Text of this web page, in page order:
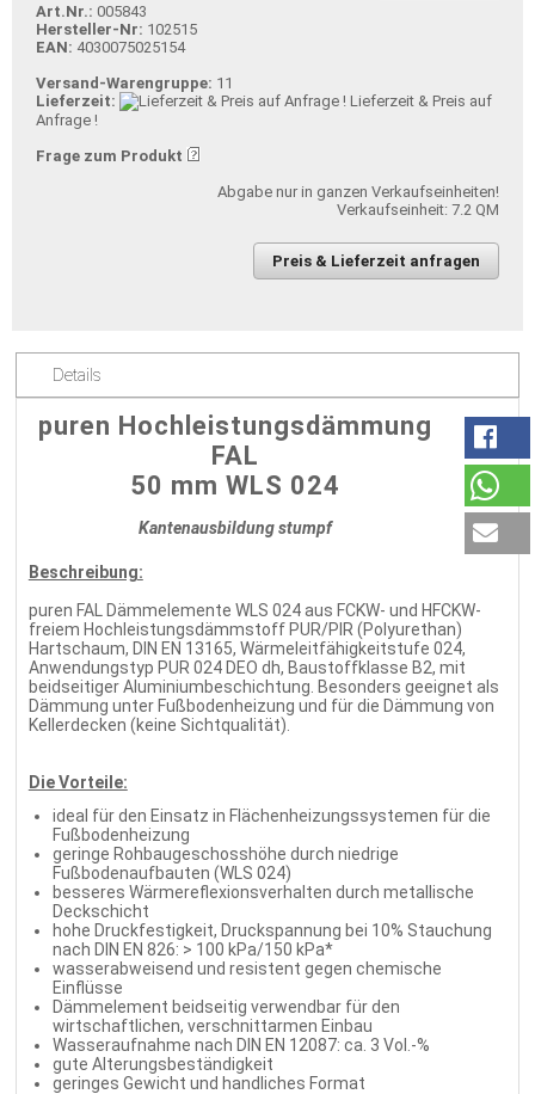
Art.Nr.: 005843
Hersteller-Nr: 102515
EAN: 4030075025154
Versand-Warengruppe: 11
Lieferzeit:
Lieferzeit & Preis auf
Anfrage !
Frage zum Produkt
Abgabe nur in ganzen Verkaufseinheiten!
Verkaufseinheit: 7.2 QM
Preis & Lieferzeit anfragen
Details
puren Hochleistungsdämmung
FAL
50 mm WLS 024
Kantenausbildung stumpf
Beschreibung:
puren FAL Dämmelemente WLS 024 aus FCKW- und HFCKW-
freiem Hochleistungsdämmstoff PUR/PIR (Polyurethan)
Hartschaum, DIN EN 13165, Wärmeleitfähigkeitstufe 024,
Anwendungstyp PUR 024 DEO dh, Baustoffklasse B2, mit
beidseitiger Aluminiumbeschichtung. Besonders geeignet als
Dämmung unter Fußbodenheizung und für die Dämmung von
Kellerdecken (keine Sichtqualität).
Die Vorteile:
ideal für den Einsatz in Flächenheizungssystemen für die
Fußbodenheizung
geringe Rohbaugeschosshöhe durch niedrige
Fußbodenaufbauten (WLS 024)
besseres Wärmereflexionsverhalten durch metallische
Deckschicht
hohe Druckfestigkeit, Druckspannung bei 10% Stauchung
nach DIN EN 826: > 100 kPa/150 kPa*
wasserabweisend und resistent gegen chemische
Einflüsse
Dämmelement beidseitig verwendbar für den
wirtschaftlichen, verschnittarmen Einbau
Wasseraufnahme nach DIN EN 12087: ca. 3 Vol.-%
gute Alterungsbeständigkeit
geringes Gewicht und handliches Format